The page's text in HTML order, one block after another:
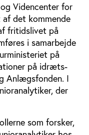
Videncenter for
det kommende
fritidslivet på
i samarbejde
på
på idræts-
Anlægsfonden. I
der
som forsker,